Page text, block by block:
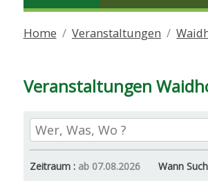
Home Veranstaltungen
Veranstaltungen
Zeitraum : ab 07.08.2026 Wann